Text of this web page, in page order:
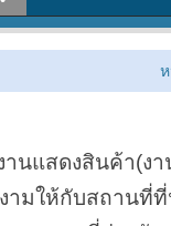
นแสดงสินค้า(ง
ามให้กับสถานที่